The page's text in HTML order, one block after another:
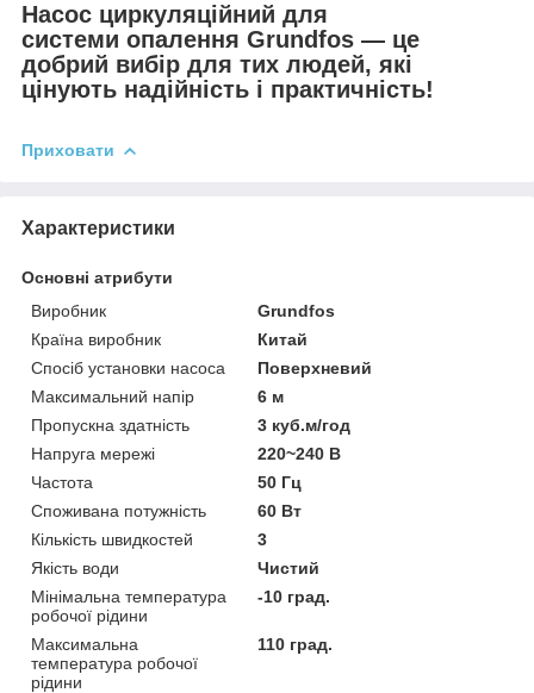
Насос циркуляційний для
системи опалення Grundfos — це
добрий вибір для тих людей, які
цінують надійність і практичність!
Приховати
Характеристики
Основні атрибути
Виробник
Grundfos
Країна виробник
Китай
Спосіб установки насоса
Поверхневий
Максимальний напір
6 м
Пропускна здатність
3 куб.м/год
Напруга мережі
220~240 В
Частота
50 Гц
Споживана потужність
60 Вт
Кількість швидкостей
3
Якість води
Чистий
Мінімальна температура
робочої рідини
-10 град.
Максимальна
температура робочої
рідини
110 град.